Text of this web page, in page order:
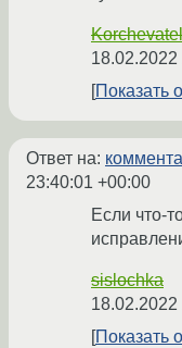
Korchevatel
Показать
Ответ на:
23:40:01 +00:00
Если что-
sislochka
Показать